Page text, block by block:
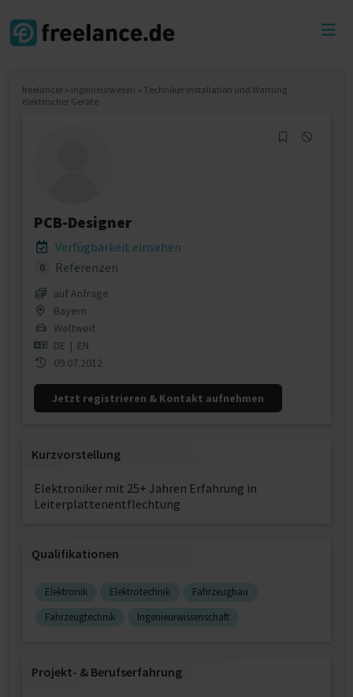
freelancer » Ingenieurwesen » Techniker Installation und Wartung
elektrischer Geräte
PCB-Designer
Verfügbarkeit einsehen
0 Referenzen
auf Anfrage
Bayern
Weltweit
DE | EN
09.07.2012
Jetzt registrieren & Kontakt aufnehmen
Kurzvorstellung
Elektroniker mit 25+ Jahren Erfahrung in
Leiterplattenentflechtung
Qualifikationen
Elektronik Elektrotechnik
Fahrzeugbau
Fahrzeugtechnik
Ingenieurwissenschaft
Projekt‐ & Berufserfahrung